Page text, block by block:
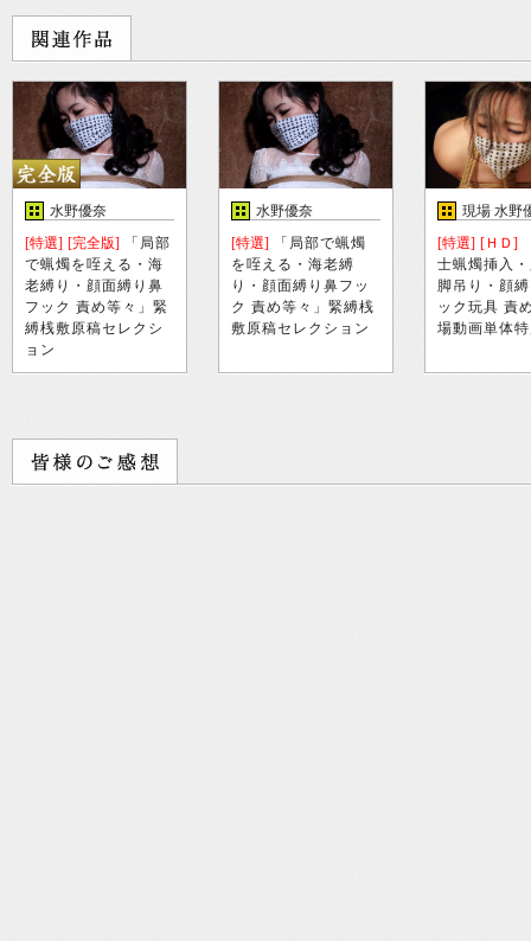
水野優奈
[特選] [完全版] 「局部
で蝋燭を咥える・海
老縛り・顔面縛り鼻
フック 責め等々」緊
縛桟敷原稿セレクシ
ョン
水野優奈
[特選] 「局部で蝋燭
を咥える・海老縛
り・顔面縛り鼻フッ
ク 責め等々」緊縛桟
敷原稿セレクション
現場 水野
[特選] [ＨＤ]
士蝋燭挿入
脚吊り・顔
ック玩具 責
場動画単体